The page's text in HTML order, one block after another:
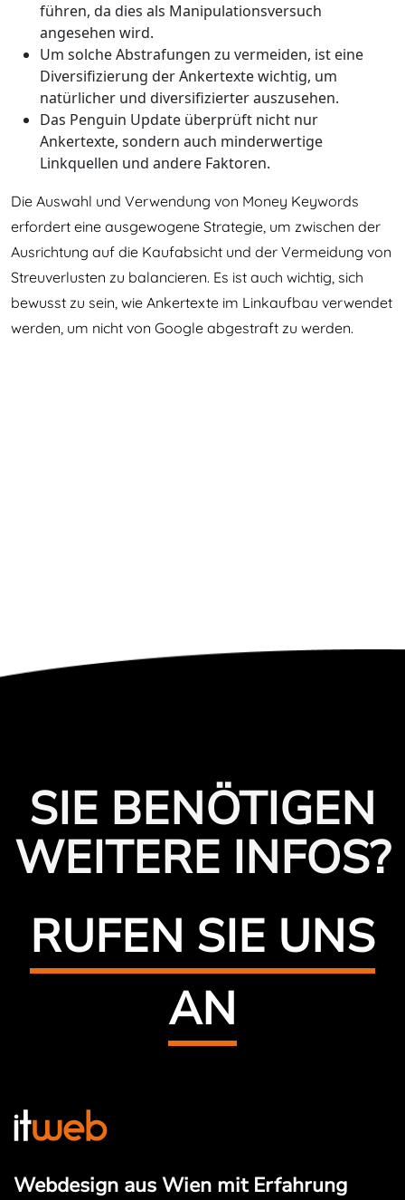
führen, da dies als Manipulationsversuch
angesehen wird.
Um solche Abstrafungen zu vermeiden, ist eine
Diversifizierung der Ankertexte wichtig, um
natürlicher und diversifizierter auszusehen.
Das Penguin Update überprüft nicht nur
Ankertexte, sondern auch minderwertige
Linkquellen und andere Faktoren.
Die Auswahl und Verwendung von Money Keywords
erfordert eine ausgewogene Strategie, um zwischen der
Ausrichtung auf die Kaufabsicht und der Vermeidung von
Streuverlusten zu balancieren. Es ist auch wichtig, sich
bewusst zu sein, wie Ankertexte im Linkaufbau verwendet
werden, um nicht von Google abgestraft zu werden.
SIE BENÖTIGEN
WEITERE INFOS?
RUFEN SIE UNS
AN
Webdesign aus Wien mit Erfahrung